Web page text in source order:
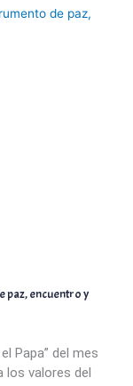
paz, encuentro y
Papa” del mes
los valores del